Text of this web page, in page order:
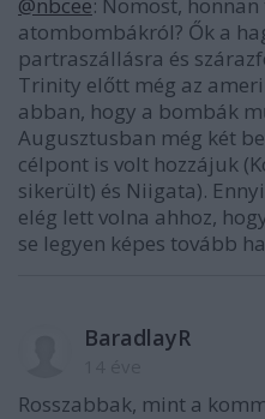
atombombákról? Ők a
partraszállásra és
Trinity előtt még az
abban, hogy a bombák
Augusztusban még két
célpont is volt hozzájuk
sikerült) és Niigata).
elég lett volna ahhoz,
se legyen képes tovább
BaradlayR
Rosszabbak, mint a